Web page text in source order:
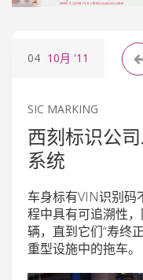
04 10月 '11
SIC MARKING
西刻标识公
系统
车身标有VIN识别码
程中具有可追溯性
辆，直到它们“寿终
重型设施中的拖车。